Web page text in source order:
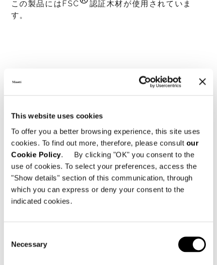
This website uses cookies
To offer you a better browsing experience, this site uses
cookies. To find out more, therefore, please consult our
Cookie Policy. By clicking "OK" you consent to the
use of cookies. To select your preferences, access the
"Show details" section of this communication, through
which you can express or deny your consent to the
indicated cookies.
Selection
Necessary
この製品にはFSC
認証木材が使用されていま
す。
ダウンロード